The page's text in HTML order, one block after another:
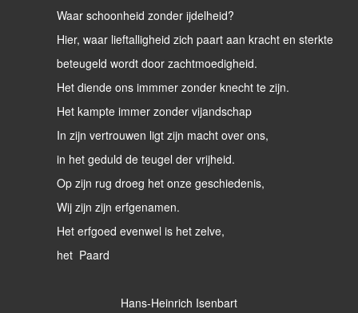
Waar schoonheid zonder ijdelheid?
Hier, waar lieftalligheid zich paart aan kracht en sterkte
beteugeld wordt door zachtmoedigheid.
Het diende ons immmer zonder knecht te zijn.
Het kampte immer zonder vijandschap
In zijn vertrouwen ligt zijn macht over ons,
in het geduld de teugel der vrijheid.
Op zijn rug droeg het onze geschiedenis,
Wij zijn zijn erfgenamen.
Het erfgoed evenwel is het zelve,
het Paard
Hans-Heinrich Isenbart